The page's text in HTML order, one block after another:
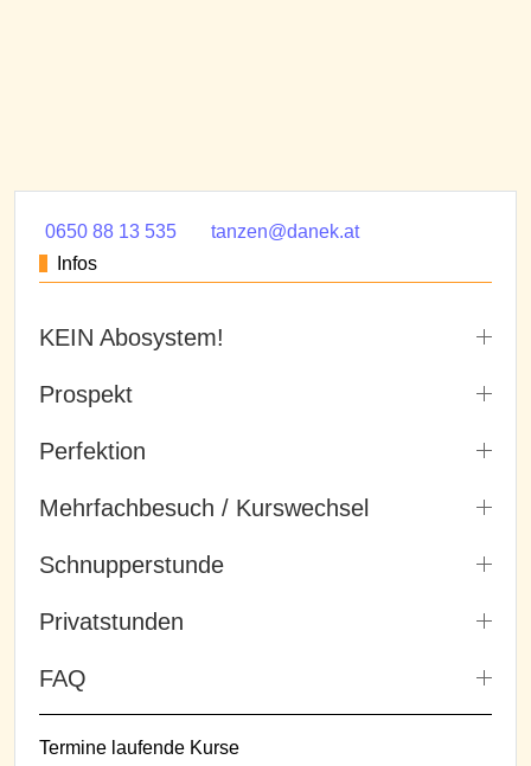
0650 88 13 535
tanzen@danek.at
Infos
KEIN Abosystem!
Prospekt
Perfektion
Mehrfachbesuch / Kurswechsel
Schnupperstunde
Privatstunden
FAQ
Termine laufende Kurse